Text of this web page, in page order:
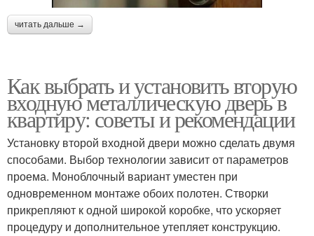
читать дальше →
Как выбрать и установить вторую
входную металлическую дверь в
квартиру: советы и рекомендации
Установку второй входной двери можно сделать двумя
способами. Выбор технологии зависит от параметров
проема. Моноблочный вариант уместен при
одновременном монтаже обоих полотен. Створки
прикрепляют к одной широкой коробке, что ускоряет
процедуру и дополнительное утепляет конструкцию.